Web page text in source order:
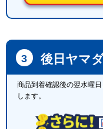
後日ヤマ
商品到着確認後の翌水曜
します。